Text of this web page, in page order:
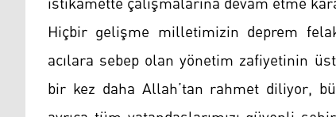
Hiçbir gelişme milletimizin deprem
acılara sebep olan yönetim zafiyetinin
bir kez daha Allah’tan rahmet diliyor,